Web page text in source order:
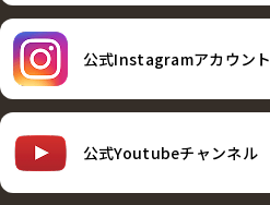
公式Instagramアカウント
公式Youtubeチャンネル